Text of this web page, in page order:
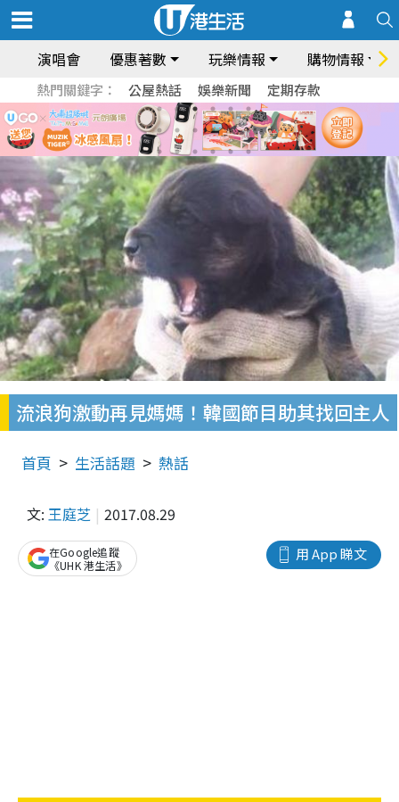
演唱會 優惠著數 玩樂情報 購物情報
熱門關鍵字： 公屋熱話 娛樂新聞 定期存款
流浪狗激動再見媽媽！韓國節目助其找回主人
首頁 生活話題 熱話
文: 王庭芝 2017.08.29
用 App 睇文
在Google追蹤
《UHK 港生活》